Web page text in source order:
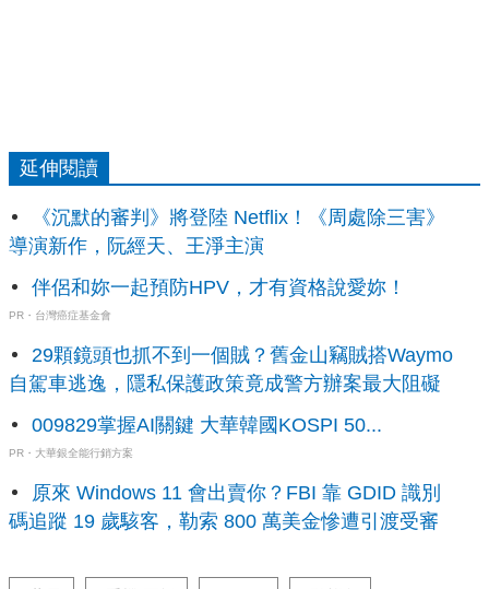
延伸閱讀
《沉默的審判》將登陸 Netflix！《周處除三害》
導演新作，阮經天、王淨主演
伴侶和妳一起預防HPV，才有資格說愛妳！
PR・台灣癌症基金會
29顆鏡頭也抓不到一個賊？舊金山竊賊搭Waymo
自駕車逃逸，隱私保護政策竟成警方辦案最大阻礙
009829掌握AI關鍵 大華韓國KOSPI 50...
PR・大華銀全能行銷方案
原來 Windows 11 會出賣你？FBI 靠 GDID 識別
碼追蹤 19 歲駭客，勒索 800 萬美金慘遭引渡受審